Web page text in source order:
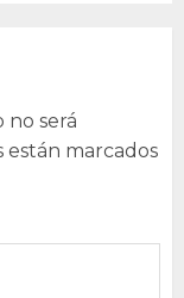
será
están marcados